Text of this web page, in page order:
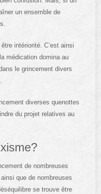
un ensemble de
intériorité. C’est ainsi
médication domina au
le grincement divers
diverses quenottes
du projet relatives au
de nombreuses
que de nombreuses
se trouve être